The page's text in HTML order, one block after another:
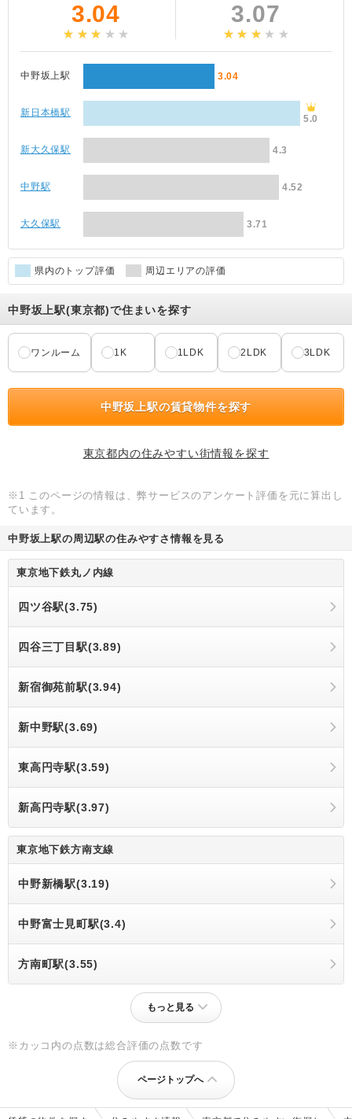
3.04 3.07
中野坂上駅 3.04
新日本橋駅
5.0
新大久保駅 4.3
中野駅 4.52
大久保駅 3.71
県内のトップ評価 周辺エリアの評価
中野坂上駅(東京都)で住まいを探す
ワンルーム 1K 1LDK 2LDK 3LDK
中野坂上駅の賃貸物件を探す
東京都内の住みやすい街情報を探す
※1 このページの情報は、弊サービスのアンケート評価を元に算出し
ています。
中野坂上駅の周辺駅の住みやすさ情報を見る
東京地下鉄丸ノ内線
四ツ谷駅(3.75)
四谷三丁目駅(3.89)
新宿御苑前駅(3.94)
新中野駅(3.69)
東高円寺駅(3.59)
新高円寺駅(3.97)
東京地下鉄方南支線
中野新橋駅(3.19)
中野富士見町駅(3.4)
方南町駅(3.55)
もっと見る
※カッコ内の点数は総合評価の点数です
ページトップへ